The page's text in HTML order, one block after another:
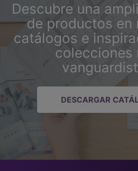
Descubre una
de productos en
catálogos e
colecciones
DESCARGAR